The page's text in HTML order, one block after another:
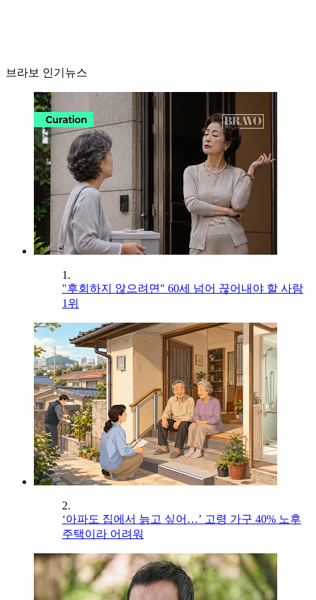
브라보 인기뉴스
1.
"후회하지 않으려면" 60세 넘어 끊어내야 할 사람
1위
2.
‘아파도 집에서 늙고 싶어…’ 고령 가구 40% 노후
주택이라 어려워